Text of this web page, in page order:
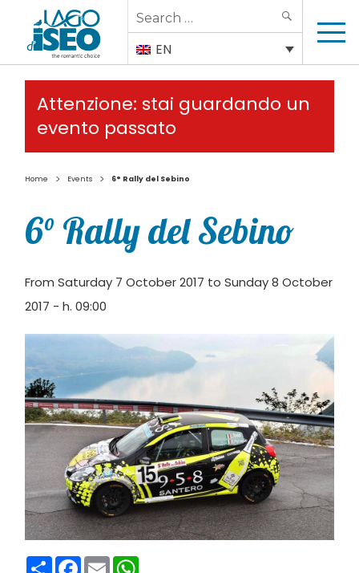
Search
for:
EN
Attenzione: stai guardando un
evento passato
Home > Events > 6° Rally del Sebino
6° Rally del Sebino
From Saturday 7 October 2017 to Sunday 8 October
2017 - h. 09:00
CondividiFacebook
Email